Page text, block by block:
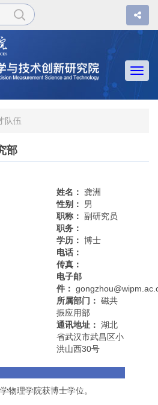
队伍
部
姓名： 龚洲
性别：
男
职称： 副研究员
职务：
学历： 博士
电话：
传真：
电子邮
件：
所属部门： 磁共
振应用部
通讯地址： 湖北
省武汉市武昌区小
洪山西30号
物理学院获博士学位。